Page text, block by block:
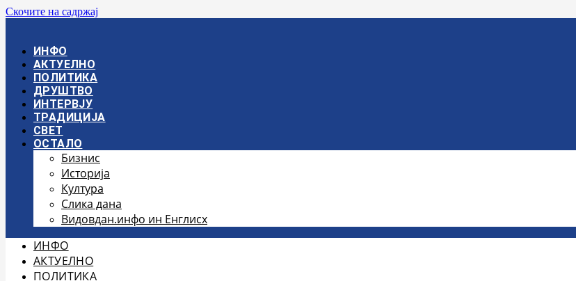
Скочите на садржај
ИНФО
АКТУЕЛНО
ПОЛИТИКА
ДРУШТВО
ИНТЕРВЈУ
ТРАДИЦИЈА
СВЕТ
ОСТАЛО
Бизнис
Историја
Култура
Слика дана
Видовдан.инфо ин Енглисх
ИНФО
АКТУЕЛНО
ПОЛИТИКА